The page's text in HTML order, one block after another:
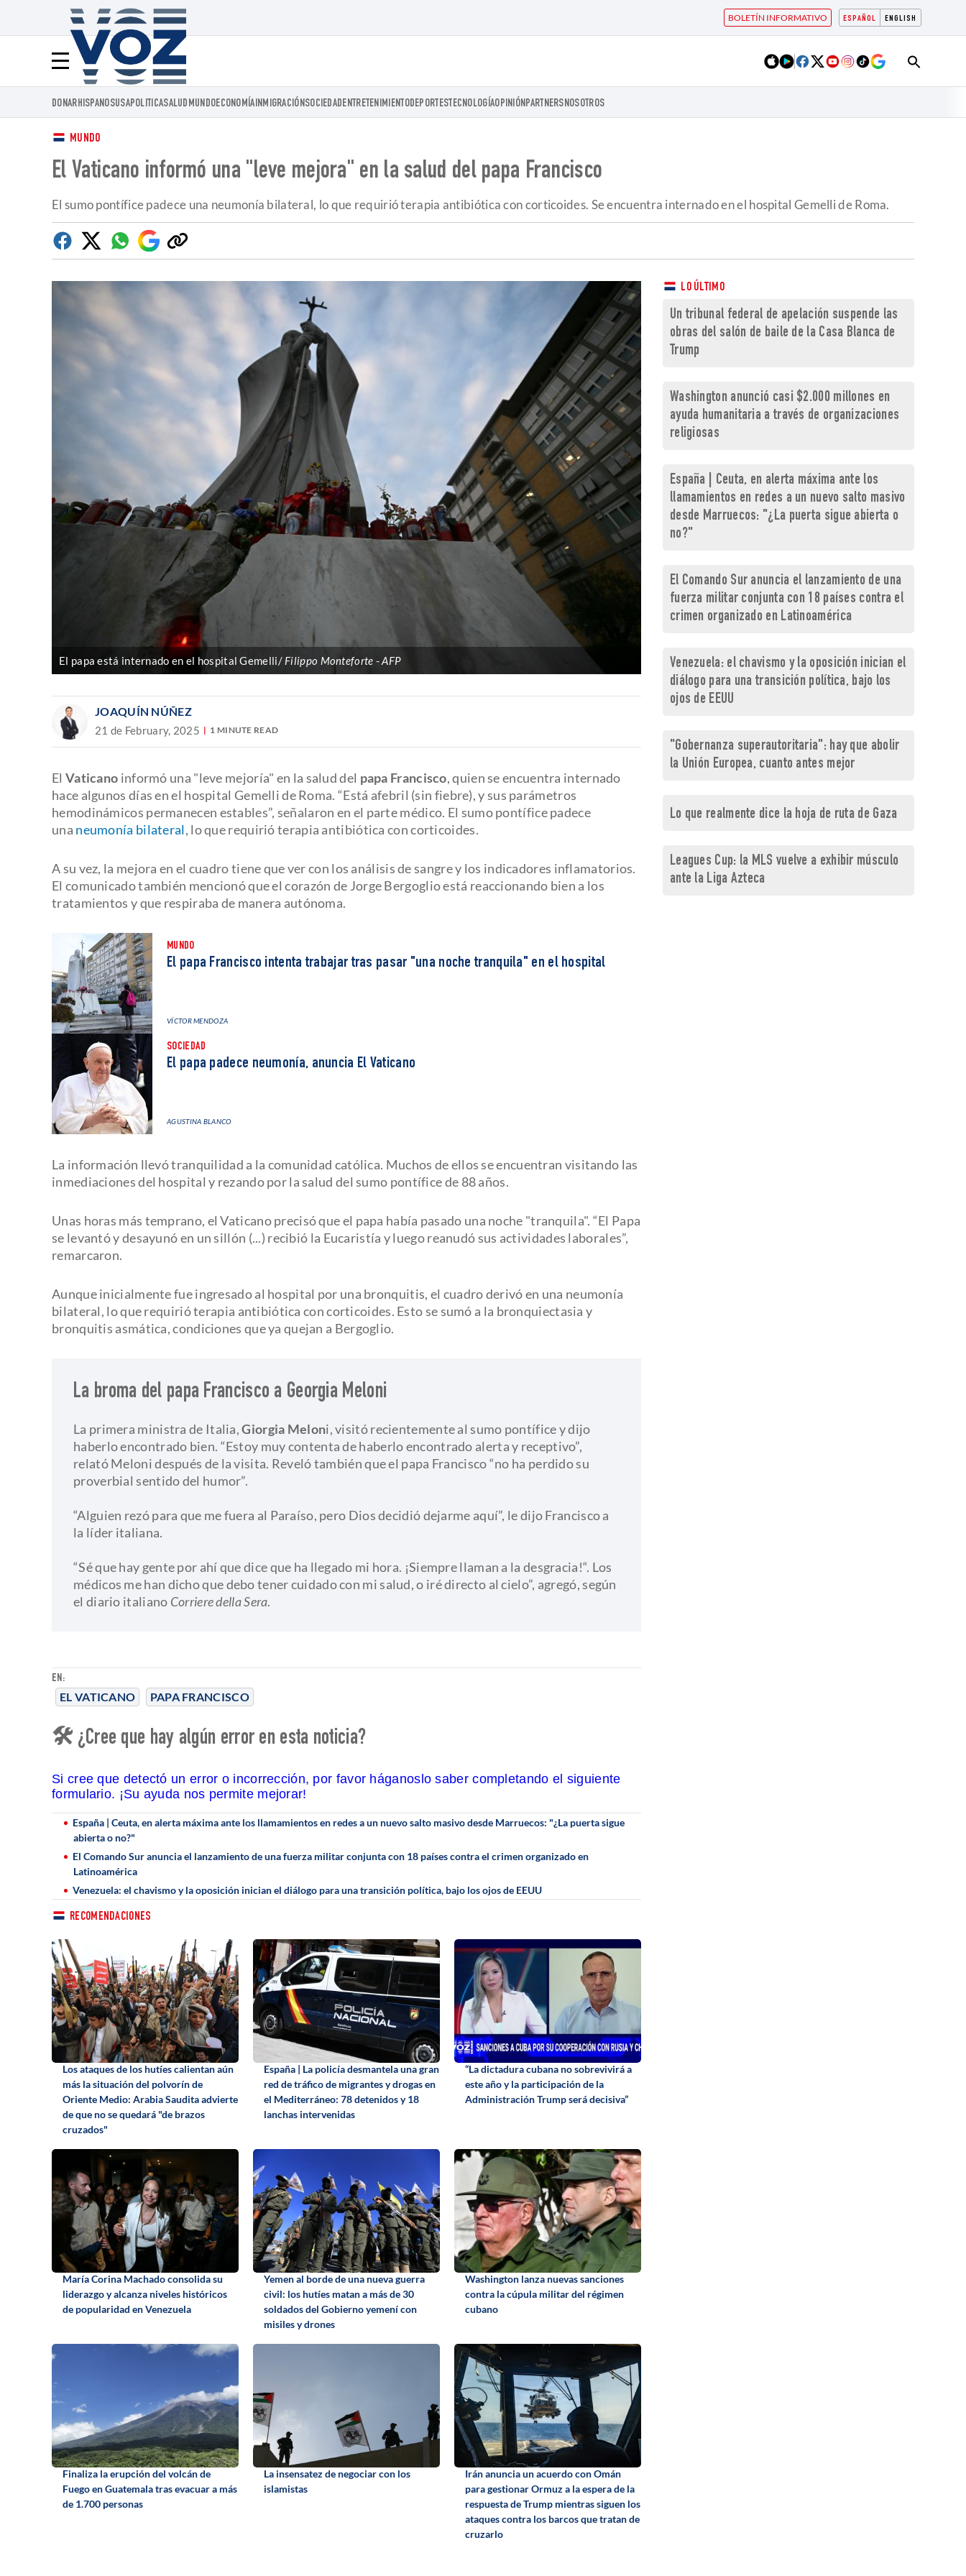
ESPAÑOL ENGLISH
BOLETÍN INFORMATIVO
Menú
Voz.us
DONARHISPANOSUSAPOLITICASALUD MUNDOECONOMÍAINMIGRACIÓNSOCIEDADENTRETENIMIENTODEPORTESTECNOLOGÍAOPINIÓNPARTNERSNOSOTROS
MUNDO
El Vaticano informó una "leve mejora" en la salud del papa Francisco
El sumo pontífice padece una neumonía bilateral, lo que requirió terapia antibiótica con corticoides. Se encuentra internado en el hospital Gemelli de Roma.
Facebook
TwitterWhatsapp
Google
Discover
Copiar
enlace
El papa está internado en el hospital Gemelli/ Filippo Monteforte AFP
JOAQUÍN NÚÑEZ
21 de February, 2025 1 MINUTE READ
EN:
EL VATICANO PAPA FRANCISCO
El Vaticano informó una "leve mejoría" en la salud del papa Francisco, quien se encuentra internado
hace algunos días en el hospital Gemelli de Roma. “Está afebril (sin fiebre), y sus parámetros
hemodinámicos permanecen estables”, señalaron en el parte médico. El sumo pontífice padece
una neumonía bilateral, lo que requirió terapia antibiótica con corticoides.
A su vez, la mejora en el cuadro tiene que ver con los análisis de sangre y los indicadores inflamatorios.
El comunicado también mencionó que el corazón de Jorge Bergoglio está reaccionando bien a los
tratamientos y que respiraba de manera autónoma.
MUNDO
El papa Francisco intenta trabajar tras pasar "una noche tranquila" en el hospital
VÍCTOR MENDOZA
SOCIEDAD
El papa padece neumonía, anuncia El Vaticano
AGUSTINA BLANCO
La información llevó tranquilidad a la comunidad católica. Muchos de ellos se encuentran visitando las
inmediaciones del hospital y rezando por la salud del sumo pontífice de 88 años.
Unas horas más temprano, el Vaticano precisó que el papa había pasado una noche "tranquila". “El Papa
se levantó y desayunó en un sillón (...) recibió la Eucaristía y luego reanudó sus actividades laborales”,
remarcaron.
Aunque inicialmente fue ingresado al hospital por una bronquitis, el cuadro derivó en una neumonía
bilateral, lo que requirió terapia antibiótica con corticoides. Esto se sumó a la bronquiectasia y
bronquitis asmática, condiciones que ya quejan a Bergoglio.
La broma del papa Francisco a Georgia Meloni
La primera ministra de Italia,Giorgia Meloni, visitó recientemente al sumo pontífice y dijo
haberlo encontrado bien. “Estoy muy contenta de haberlo encontrado alerta y receptivo”,
relató Meloni después de la visita. Reveló también que el papa Francisco “no ha perdido su
proverbial sentido del humor”.
​“Alguien rezó para que me fuera al Paraíso, pero Dios decidió dejarme aquí”, le dijo Francisco a
la líder italiana.
“Sé que hay gente por ahí que dice que ha llegado mi hora. ¡Siempre llaman a la desgracia!“. Los
médicos me han dicho que debo tener cuidado con mi salud, o iré directo al cielo”, agregó, según
el diario italiano Corriere della Sera.
🛠 ¿Cree que hay algún error en esta noticia?
Si cree que detectó un error o incorrección, por favor háganoslo saber completando el siguiente
formulario. ¡Su ayuda nos permite mejorar!
España | Ceuta, en alerta máxima ante los llamamientos en redes a un nuevo salto masivo desde Marruecos: "¿La puerta sigue
abierta o no?"
El Comando Sur anuncia el lanzamiento de una fuerza militar conjunta con 18 países contra el crimen organizado en
Latinoamérica
Venezuela: el chavismo y la oposición inician el diálogo para una transición política, bajo los ojos de EEUU
RECOMENDACIONES
Los ataques de los hutíes calientan aún
más la situación del polvorín de
Oriente Medio: Arabia Saudita advierte
de que no se quedará "de brazos
cruzados"
España | La policía desmantela una gran
red de tráfico de migrantes y drogas en
el Mediterráneo: 78 detenidos y 18
lanchas intervenidas
“La dictadura cubana no sobrevivirá a
este año y la participación de la
Administración Trump será decisiva”
María Corina Machado consolida su
liderazgo y alcanza niveles históricos
de popularidad en Venezuela
Yemen al borde de una nueva guerra
civil: los hutíes matan a más de 30
soldados del Gobierno yemení con
misiles y drones
Washington lanza nuevas sanciones
contra la cúpula militar del régimen
cubano
Finaliza la erupción del volcán de
Fuego en Guatemala tras evacuar a más
de 1.700 personas
La insensatez de negociar con los
islamistas
Irán anuncia un acuerdo con Omán
para gestionar Ormuz a la espera de la
respuesta de Trump mientras siguen los
ataques contra los barcos que tratan de
cruzarlo
LO ÚLTIMO
Un tribunal federal de apelación suspende las
obras del salón de baile de la Casa Blanca de
Trump
Washington anunció casi $2.000 millones en
ayuda humanitaria a través de organizaciones
religiosas
España | Ceuta, en alerta máxima ante los
llamamientos en redes a un nuevo salto masivo
desde Marruecos: "¿La puerta sigue abierta o
no?"
El Comando Sur anuncia el lanzamiento de una
fuerza militar conjunta con 18 países contra el
crimen organizado en Latinoamérica
Venezuela: el chavismo y la oposición inician el
diálogo para una transición política, bajo los
ojos de EEUU
"Gobernanza superautoritaria": hay que abolir
la Unión Europea, cuanto antes mejor
Lo que realmente dice la hoja de ruta de Gaza
Leagues Cup: la MLS vuelve a exhibir músculo
ante la Liga Azteca